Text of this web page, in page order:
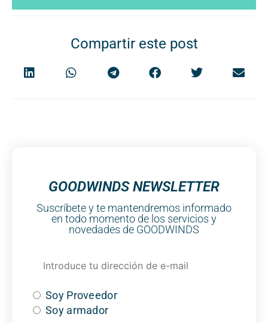
Compartir este post
GOODWINDS NEWSLETTER
Suscríbete y te mantendremos informado
en todo momento de los servicios y
novedades de GOODWINDS
Soy Proveedor
Soy armador